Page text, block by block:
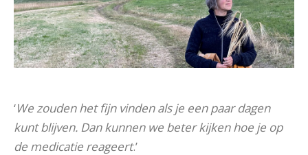
‘We zouden het fijn vinden als je een paar dagen
kunt blijven. Dan kunnen we beter kijken hoe je op
de medicatie reageert.’